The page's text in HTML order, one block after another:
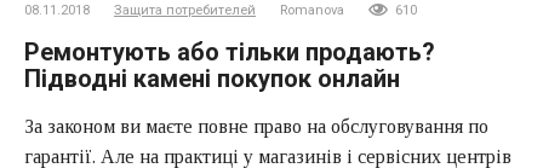
08.11.2018 Защита потребителей Romanova 610
Ремонтують або тільки продають?
Підводні камені покупок онлайн
За законом ви маєте повне право на обслуговування по
гарантії. Але на практиці у магазинів і сервісних центрів